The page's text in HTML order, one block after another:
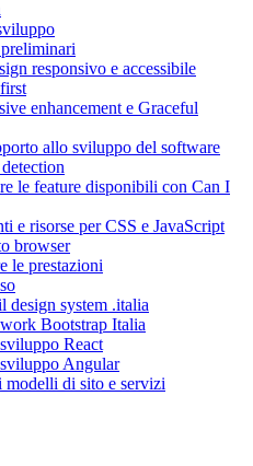
responsivo e accessibile
enhancement e Graceful
allo sviluppo del software
le feature disponibili con Can I
e risorse per CSS e JavaScript
browser
le prestazioni
design system .italia
Bootstrap Italia
React
Angular
di sito e servizi